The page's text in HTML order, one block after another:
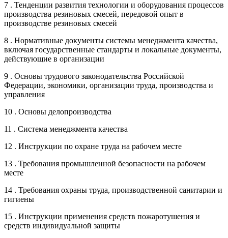
7 . Тенденции развития технологии и оборудования процессов
производства резиновых смесей, передовой опыт в
производстве резиновых смесей
8 . Нормативные документы системы менеджмента качества,
включая государственные стандарты и локальные документы,
действующие в организации
9 . Основы трудового законодательства Российской
Федерации, экономики, организации труда, производства и
управления
10 . Основы делопроизводства
11 . Система менеджмента качества
12 . Инструкции по охране труда на рабочем месте
13 . Требования промышленной безопасности на рабочем
месте
14 . Требования охраны труда, производственной санитарии и
гигиены
15 . Инструкции применения средств пожаротушения и
средств индивидуальной защиты